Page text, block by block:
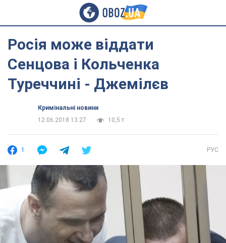
Росія може віддати
Сенцова і Кольченка
Туреччині - Джемілєв
Кримінальні новини
12.06.2018 13:27
10,5 т.
1 РУС